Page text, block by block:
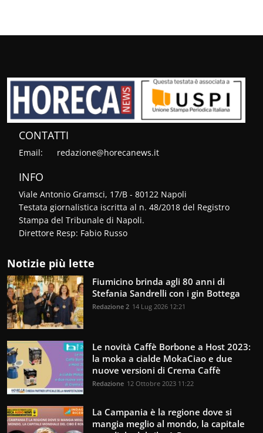
CONTATTI
Email: redazione@horecanews.it
INFO
Viale Antonio Gramsci, 17/B - 80122 Napoli
Testata giornalistica iscritta al n. 48/2018 del Registro
Stampa del Tribunale di Napoli.
Direttore Resp: Fabio Russo
Notizie più lette
Fiumicino brinda agli 80 anni di
Stefania Sandrelli con i gin Bottega
Redazione 2 14 Lug 2026 12:21
Le novità Caffè Borbone a Host 2023:
la moka a cialde MokaCiao e due
nuove versioni di Crema Caffè
Redazione 12 Ottobre 2023 11:22
La Campania è la regione dove si
mangia meglio al mondo, la capitale